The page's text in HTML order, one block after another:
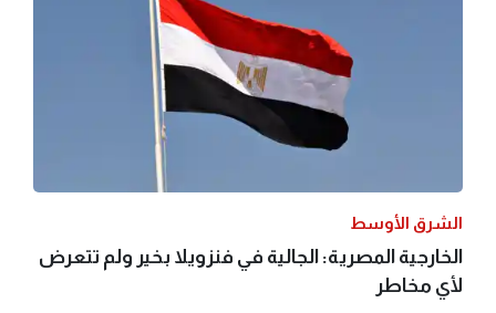
الشرق الأوسط
الخارجية المصرية: الجالية في فنزويلا بخير ولم تتعرض
لأي مخاطر